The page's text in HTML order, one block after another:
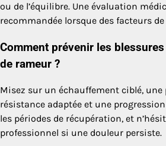
ou de l’équilibre. Une évaluation
recommandée lorsque des facteurs
Comment prévenir les blessures
de rameur ?
Misez sur un échauffement ciblé,
résistance adaptée et une
les périodes de récupération, et
professionnel si une douleur persiste.